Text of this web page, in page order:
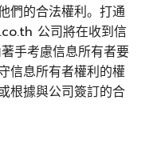
們的合法權利。打通
公司將在收到信
手考慮信息所有者要
信息所有者權利的權
根據與公司簽訂的合